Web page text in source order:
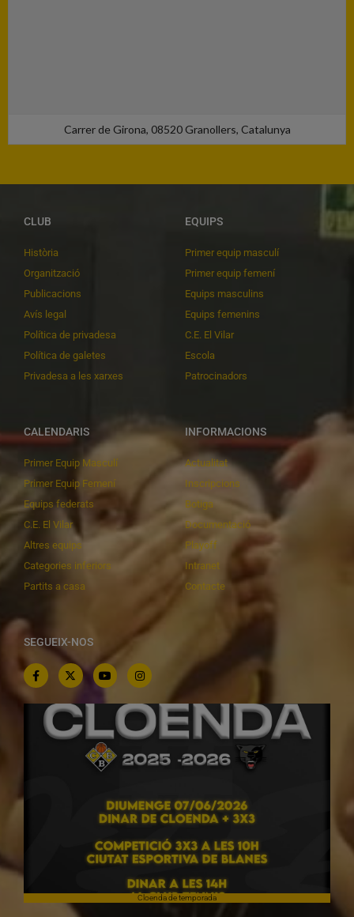
Carrer de Girona, 08520 Granollers, Catalunya
CLUB
Història
Organització
Publicacions
Avís legal
Política de privadesa
Política de galetes
Privadesa a les xarxes
EQUIPS
Primer equip masculí
Primer equip femení
Equips masculins
Equips femenins
C.E. El Vilar
Escola
Patrocinadors
CALENDARIS
Primer Equip Masculí
Primer Equip Femení
Equips federats
C.E. El Vilar
Altres equips
Categories inferiors
Partits a casa
INFORMACIONS
Actualitat
Inscripcions
Botiga
Documentació
Playoff
Intranet
Contacte
SEGUEIX-NOS
Cloenda de temporada